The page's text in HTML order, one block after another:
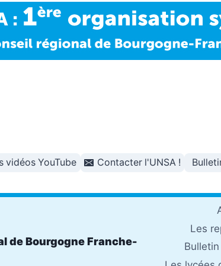
vidéos YouTube Contacter l'UNSA !
de Bourgogne Franche-
Les